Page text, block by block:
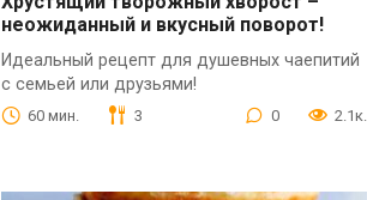
неожиданный и вкусный поворот!
Идеальный рецепт для душевных чаепитий
с семьей или друзьями!
60 мин. 3 0 2.1к.